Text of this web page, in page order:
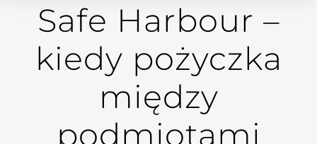
Safe Harbour –
kiedy pożyczka
między
podmiotami